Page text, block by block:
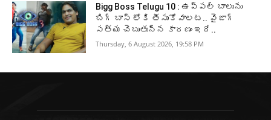
Bigg Boss Telugu 10 : ఉప్పల్ బాలును
బిగ్ బాస్ లోకి తీసుకోవాలట.. వైజాగ్
సత్య చెబుతున్న కారణం ఇదే..
Thursday, 6 August 2026, 19:58 PM